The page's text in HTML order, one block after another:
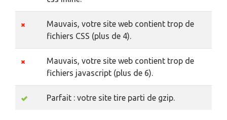
Mauvais, votre site web contient trop de
fichiers CSS (plus de 4).
Mauvais, votre site web contient trop de
fichiers javascript (plus de 6).
Parfait : votre site tire parti de gzip.